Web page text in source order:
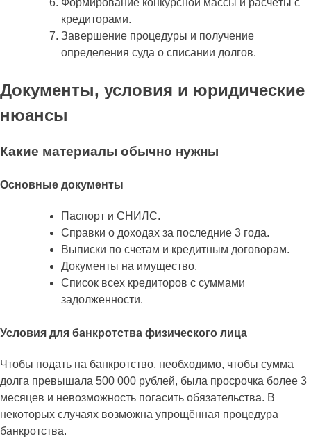
Формирование конкурсной массы и расчёты с
кредиторами.
Завершение процедуры и получение
определения суда о списании долгов.
Документы, условия и юридические
нюансы
Какие материалы обычно нужны
Основные документы
Паспорт и СНИЛС.
Справки о доходах за последние 3 года.
Выписки по счетам и кредитным договорам.
Документы на имущество.
Список всех кредиторов с суммами
задолженности.
Условия для банкротства физического лица
Чтобы подать на банкротство, необходимо, чтобы сумма
долга превышала 500 000 рублей, была просрочка более 3
месяцев и невозможность погасить обязательства. В
некоторых случаях возможна упрощённая процедура
банкротства.